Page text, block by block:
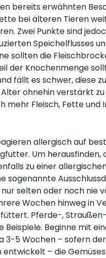
bereits erwähnten
bei älteren Tieren
Zwei Punkte sind
Speichelflusses
sollten die
der Knochenmenge
fällt es schwer, diese
ohnehin verstärkt
mehr Fleisch, Fette und
allergisch auf
Um herausfinden,
zu einer
sogenannte
selten oder noch nie
Wochen hinweg in
Pferde-,
Beispiele. Beginne mit
3-5 Wochen – sofern
– die